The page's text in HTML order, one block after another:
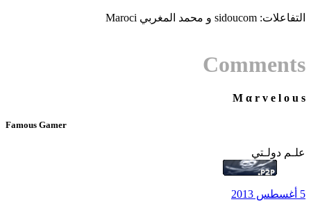
التفاعلات: sidoucom و محمد المغربي Maroci
Comments
M α r v e l o u s
Famous Gamer
علـم دولـتي
5 أغسطس 2013